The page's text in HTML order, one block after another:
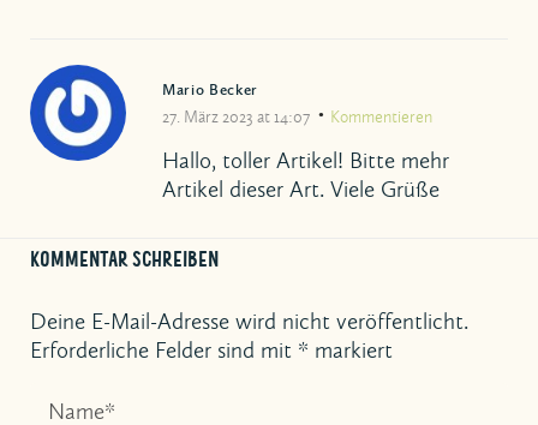
Mario Becker
27. März 2023 at 14:07
Kommentieren
Hallo, toller Artikel! Bitte mehr
Artikel dieser Art. Viele Grüße
KOMMENTAR SCHREIBEN
Deine E-Mail-Adresse wird nicht veröffentlicht.
Erforderliche Felder sind mit * markiert